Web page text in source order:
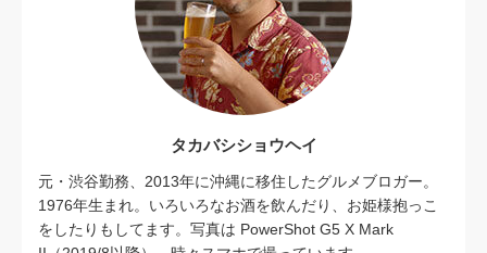
タカバシショウヘイ
元・渋谷勤務、2013年に沖縄に移住したグルメブロガー。
1976年生まれ。いろいろなお酒を飲んだり、お姫様抱っこ
をしたりもしてます。写真は PowerShot G5 X Mark